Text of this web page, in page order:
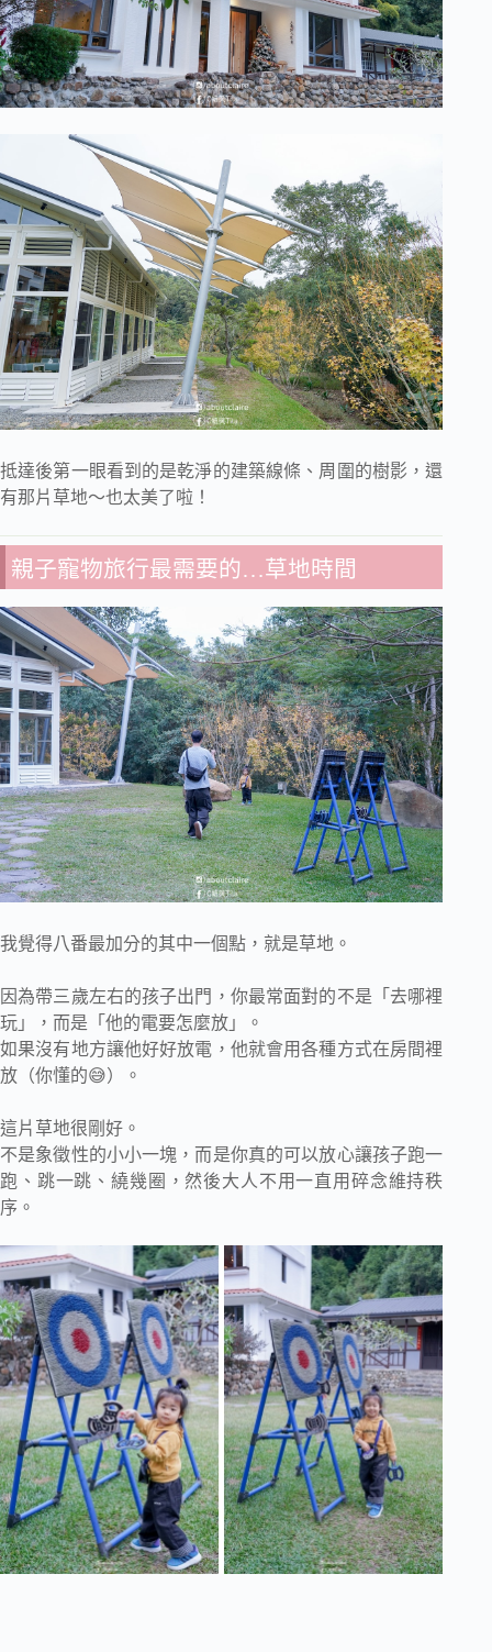
抵達後第一眼看到的是乾淨的建築線條、周圍的樹影，還
有那片草地～也太美了啦！
親子寵物旅行最需要的…草地時間
我覺得八番最加分的其中一個點，就是草地。
因為帶三歲左右的孩子出門，你最常面對的不是「去哪裡
玩」，而是「他的電要怎麼放」。
如果沒有地方讓他好好放電，他就會用各種方式在房間裡
放（你懂的😅）。
這片草地很剛好。
不是象徵性的小小一塊，而是你真的可以放心讓孩子跑一
跑、跳一跳、繞幾圈，然後大人不用一直用碎念維持秩
序。